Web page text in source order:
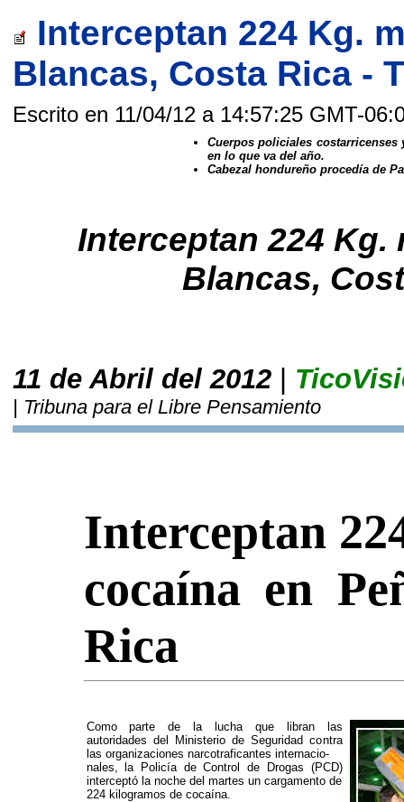
Interceptan 224 Kg.
Blancas, Costa Rica -
Escrito en 11/04/12 a 14:57:25 GMT-
Cuerpos policiales costarricenses
en lo que va del año.
Cabezal hondureño procedía de
Interceptan 224 Kg.
Blancas,
11 de Abril del 2012
| Tribuna para el Libre Pensamiento
Interceptan
cocaína en
Rica
Como parte de la lucha que libran las
autoridades del Ministerio de Seguridad contra
las organizaciones narcotraficantes internacio-
nales, la Policía de Control de Drogas (PCD)
interceptó la noche del martes un cargamento de
224 kilogramos de cocaína.